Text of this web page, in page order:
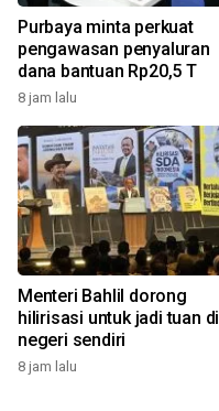
Purbaya minta perkuat
pengawasan penyaluran
dana bantuan Rp20,5 T
8 jam lalu
Menteri Bahlil dorong
hilirisasi untuk jadi tuan di
negeri sendiri
8 jam lalu